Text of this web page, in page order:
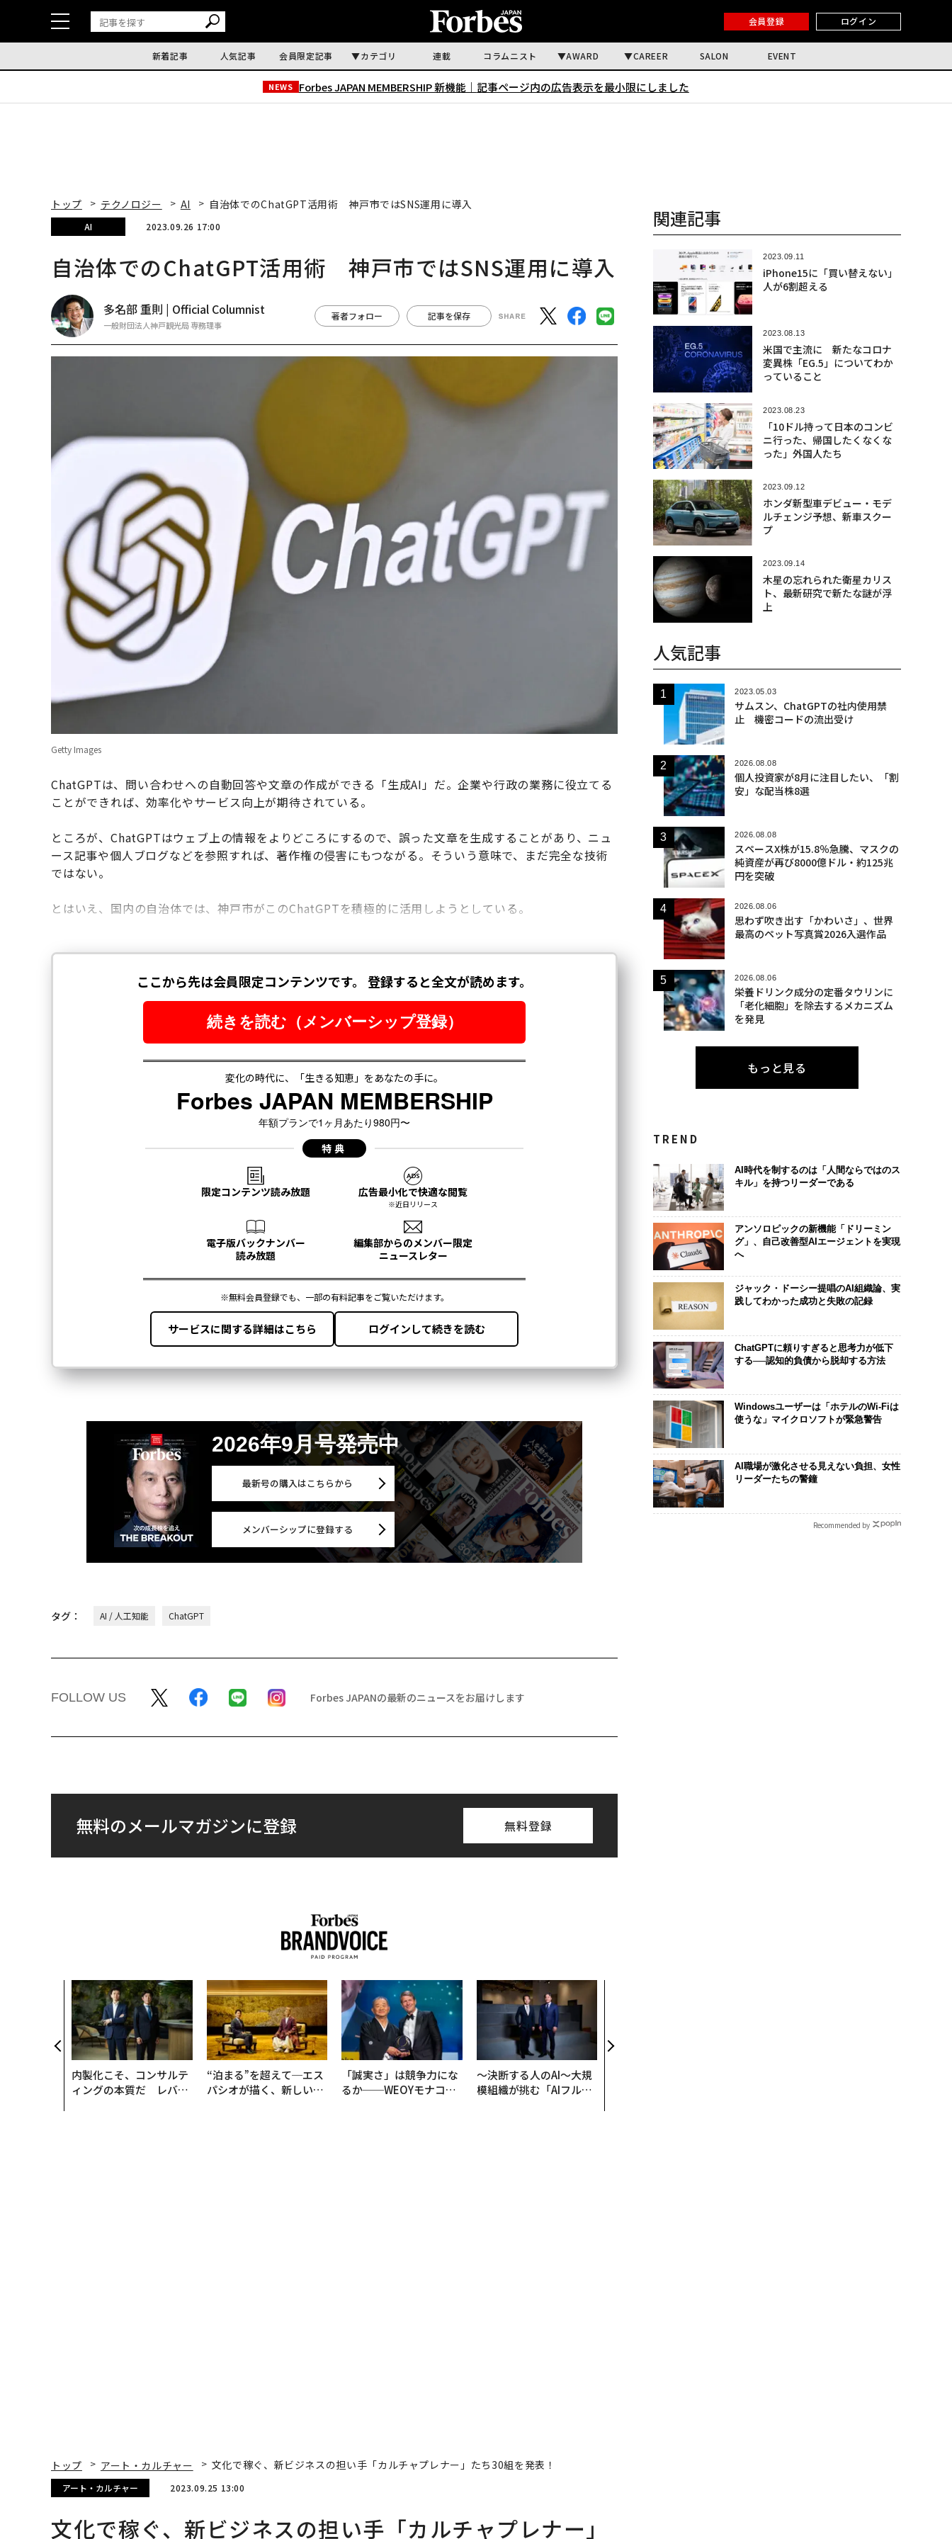
会員登録 ログイン
新着記事 人気記事 会員限定記事 カテゴリ 連載 コラムニスト AWARD CAREER SALON EVENT
NEWS Forbes JAPAN MEMBERSHIP 新機能｜ 記事ページ内の広告表示を最小限にしました
トップ テクノロジー AI 自治体でのChatGPT活用術 神戸市ではSNS運用に導入
AI 2023.09.26 17:00
自治体でのChatGPT活用術 神戸市ではSNS運用に導入
多名部 重則 | Official Columnist
一般財団法人神戸観光局 専務理事
著者フォロー 記事を保存
Getty Images
ChatGPTは、問い合わせへの自動回答や文章の作成ができる「生成AI」だ。企業や行政の業務に役立てる
ことができれば、効率化やサービス向上が期待されている。
ところが、ChatGPTはウェブ上の情報をよりどころにするので、誤った文章を生成することがあり、ニュ
ース記事や個人ブログなどを参照すれば、著作権の侵害にもつながる。そういう意味で、まだ完全な技術
ではない。
とはいえ、国内の自治体では、神戸市がこのChatGPTを積極的に活用しようとしている。
2026年9月号発売中
最新号の購入はこちらから
メンバーシップに登録する
タグ： AI / 人工知能 ChatGPT
FOLLOW US Forbes JAPANの最新のニュースをお届けします
無料のメールマガジンに登録 無料登録
内製化こそ、コンサルテ
ィングの本質だ レバレ
“泊まる”を超えて─エス
パシオが描く、新しい日
「誠実さ」は競争力にな
るか──WEOYモナコで
〜決断する人のAI〜大規
模組織が挑む「AIフル実
関連記事
2023.09.11
iPhone15に「買い替えない」
人が6割超える
2023.08.13
米国で主流に 新たなコロナ
変異株「EG.5」についてわか
っていること
2023.08.23
「10ドル持って日本のコンビ
ニ行った、帰国したくなくな
った」外国人たち
2023.09.12
ホンダ新型車デビュー・モデ
ルチェンジ予想、新車スクー
プ
2023.09.14
木星の忘れられた衛星カリス
ト、最新研究で新たな謎が浮
上
人気記事
2023.05.03
サムスン、ChatGPTの社内使用禁
止 機密コードの流出受け
2026.08.08
個人投資家が8月に注目したい、「割
安」な配当株8選
2026.08.08
スペースX株が15.8％急騰、マスクの
純資産が再び8000億ドル・約125兆
円を突破
2026.08.06
思わず吹き出す「かわいさ」、世界
最高のペット写真賞2026入選作品
2026.08.06
栄養ドリンク成分の定番タウリンに
「老化細胞」を除去するメカニズム
を発見
もっと見る
TREND
AI時代を制するのは「人間ならではのス
キル」を持つリーダーである
アンソロピックの新機能「ドリーミン
グ」、自己改善型AIエージェントを実現
へ
ジャック・ドーシー提唱のAI組織論、実
践してわかった成功と失敗の記録
ChatGPTに頼りすぎると思考力が低下
する──認知的負債から脱却する方法
Windowsユーザーは「ホテルのWi-Fiは
使うな」マイクロソフトが緊急警告
AI職場が激化させる見えない負担、女性
リーダーたちの警鐘
Recommended by